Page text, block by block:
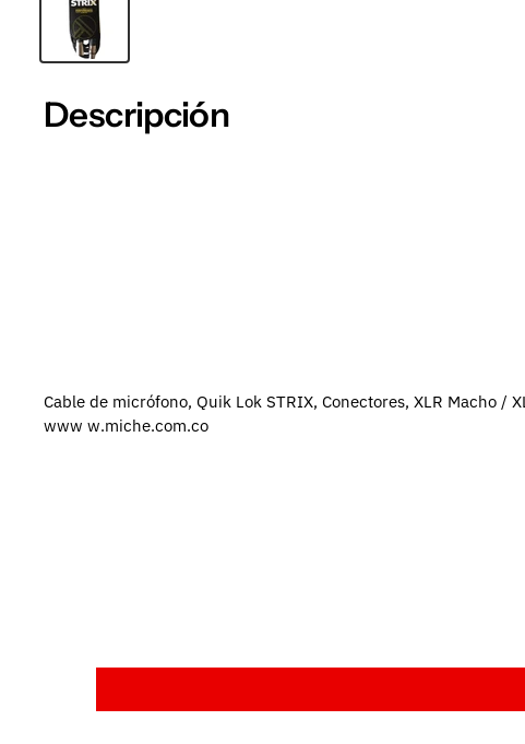
Descripción
Cable de micrófono, Quik Lok STRIX, Conectores, XLR Macho /
www w.miche.com.co